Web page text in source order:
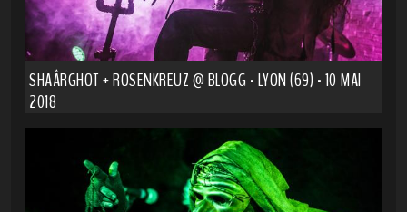
SHAÂRGHOT + ROSENKREUZ @ BLOGG - LYON (69) - 10 MAI
2018